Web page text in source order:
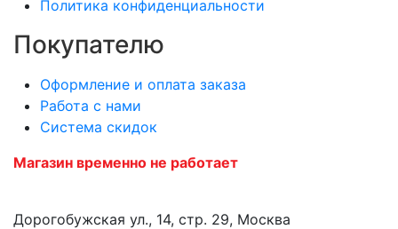
Политика конфиденциальности
Покупателю
Оформление и оплата заказа
Работа с нами
Система скидок
Магазин временно не работает
Дорогобужская ул., 14, стр. 29, Москва